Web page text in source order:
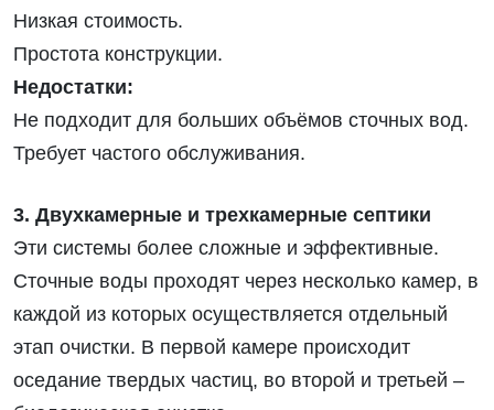
Низкая стоимость.
Простота конструкции.
Недостатки:
Не подходит для больших объёмов сточных вод.
Требует частого обслуживания.
3. Двухкамерные и трехкамерные септики
Эти системы более сложные и эффективные.
Сточные воды проходят через несколько камер, в
каждой из которых осуществляется отдельный
этап очистки. В первой камере происходит
оседание твердых частиц, во второй и третьей –